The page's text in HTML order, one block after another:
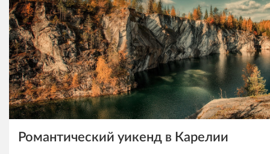
Туры для корпоративных групп
Экскурсионные туры
Отдых в Абхазии 2026
Отдых в ГРУЗИИ 2026
Туры в Китай
Романтический уикенд в Карелии